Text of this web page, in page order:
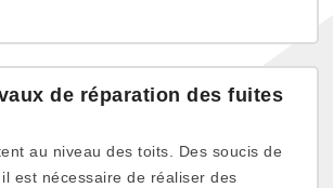
de réparation des fuites
au niveau des toits. Des soucis de
est nécessaire de réaliser des